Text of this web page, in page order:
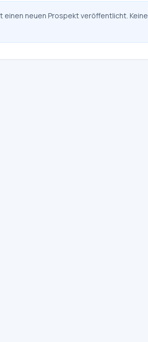
einen neuen Prospekt veröffentlicht. Keine